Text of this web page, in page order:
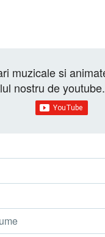
muzicale si
nostru de